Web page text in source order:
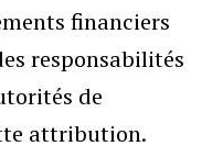
financiers
responsabilités
de
attribution.